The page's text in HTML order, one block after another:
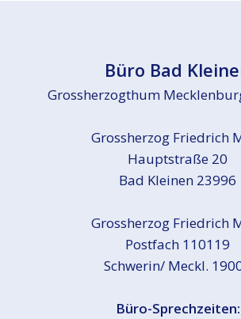
Büro Bad
Grossherzogthum
Grossherzog Friedrich
Hauptstraße 20
Bad Kleinen 23996
Grossherzog Friedrich
Postfach 110119
Schwerin/ Meckl.
Büro-Sprechzeiten: